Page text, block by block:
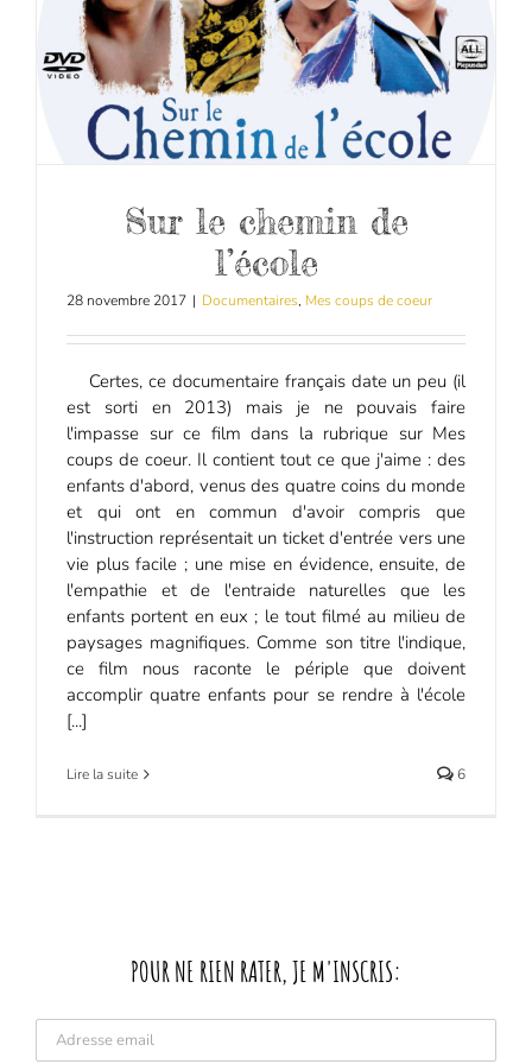
Sur le chemin de
l’école
28 novembre 2017 | Documentaires, Mes coups de coeur
Certes, ce documentaire français date un peu (il
est sorti en 2013) mais je ne pouvais faire
l'impasse sur ce film dans la rubrique sur Mes
coups de coeur. Il contient tout ce que j'aime : des
enfants d'abord, venus des quatre coins du monde
et qui ont en commun d'avoir compris que
l'instruction représentait un ticket d'entrée vers une
vie plus facile ; une mise en évidence, ensuite, de
l'empathie et de l'entraide naturelles que les
enfants portent en eux ; le tout filmé au milieu de
paysages magnifiques. Comme son titre l'indique,
ce film nous raconte le périple que doivent
accomplir quatre enfants pour se rendre à l'école
[...]
Lire la suite 6
POUR NE RIEN RATER, JE M'INSCRIS: